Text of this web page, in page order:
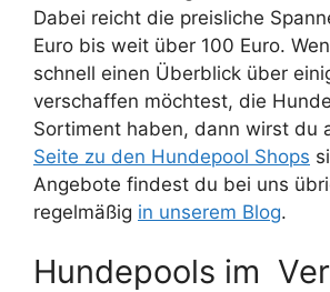
Dabei reicht die preisliche
Euro bis weit über 100 Euro.
schnell einen Überblick über
verschaffen möchtest, die
Sortiment haben, dann wirst du
Seite zu den Hundepool Shops
Angebote findest du bei uns
regelmäßig in unserem Blog.
Hundepools im